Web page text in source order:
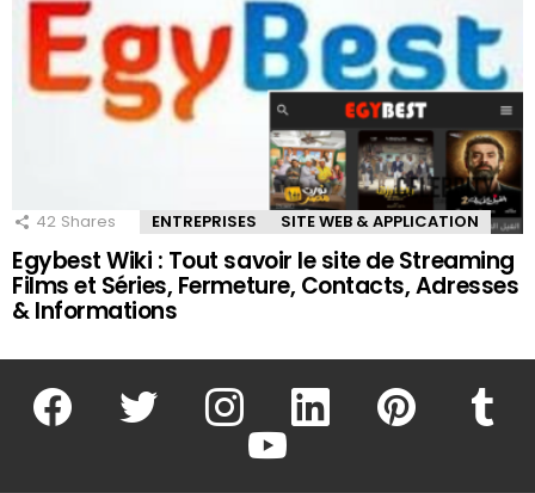
42 Shares ENTREPRISES SITE WEB & APPLICATION
Egybest Wiki : Tout savoir le site de Streaming
Films et Séries, Fermeture, Contacts, Adresses
& Informations
facebook twitter instagram linkedin pinterest
youtube